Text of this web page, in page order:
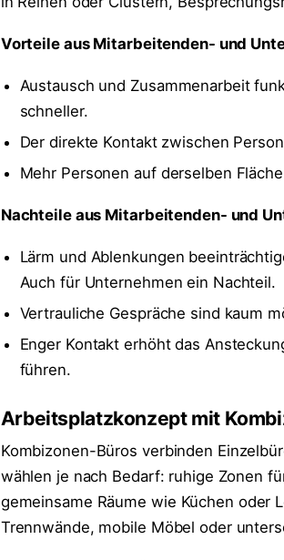
Vorteile aus Mitarbeitenden- und
Austausch und Zusammenarbeit
schneller.
Der direkte Kontakt zwischen
Mehr Personen auf derselben
Nachteile aus Mitarbeitenden- und
Lärm und Ablenkungen
Auch für Unternehmen ein Nachteil.
Vertrauliche Gespräche sind kaum
Enger Kontakt erhöht das
führen.
Arbeitsplatzkonzept mit
Kombizonen-Büros verbinden
wählen je nach Bedarf: ruhige Zonen
gemeinsame Räume wie Küchen oder
Trennwände, mobile Möbel oder